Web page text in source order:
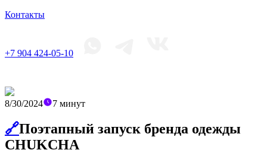
Контакты
+7 904 424-05-10
8/30/2024 7 минут
🔗Поэтапный запуск бренда одежды
CHUKCHA